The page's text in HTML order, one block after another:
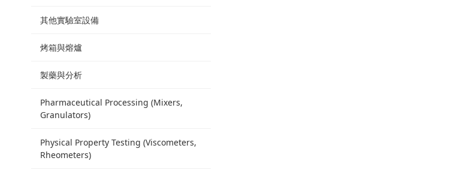
其他實驗室設備
烤箱與熔爐
製藥與分析
Pharmaceutical Processing (Mixers,
Granulators)
Physical Property Testing (Viscometers,
Rheometers)